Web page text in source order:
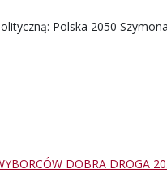
Polska 2050
DOBRA DROGA